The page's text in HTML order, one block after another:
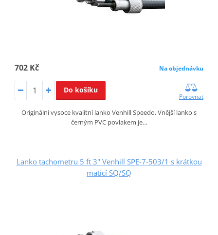
702 Kč Na objednávku
Do košíku
Porovnat
Originální vysoce kvalitní lanko Venhill Speedo. Vnější lanko s
černým PVC povlakem je…
Lanko tachometru 5 ft 3" Venhill SPE-7-503/1 s krátkou
maticí SQ/SQ